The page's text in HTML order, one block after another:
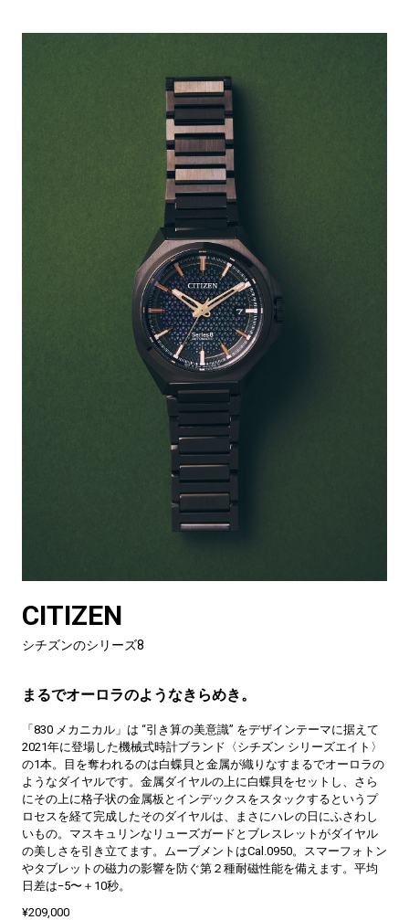
CITIZEN
シチズンのシリーズ8
まるでオーロラのようなきらめき。
「830 メカニカル」は “引き算の美意識” をデザインテーマに据えて
2021年に登場した機械式時計ブランド〈シチズン シリーズエイト〉
の1本。目を奪われるのは白蝶貝と金属が織りなすまるでオーロラの
ようなダイヤルです。金属ダイヤルの上に白蝶貝をセットし、さら
にその上に格子状の金属板とインデックスをスタックするというプ
ロセスを経て完成したそのダイヤルは、まさにハレの日にふさわし
いもの。マスキュリンなリューズガードとブレスレットがダイヤル
の美しさを引き立てます。ムーブメントはCal.0950。スマーフォトン
やタブレットの磁力の影響を防ぐ第２種耐磁性能を備えます。平均
日差は−5〜＋10秒。
¥209,000